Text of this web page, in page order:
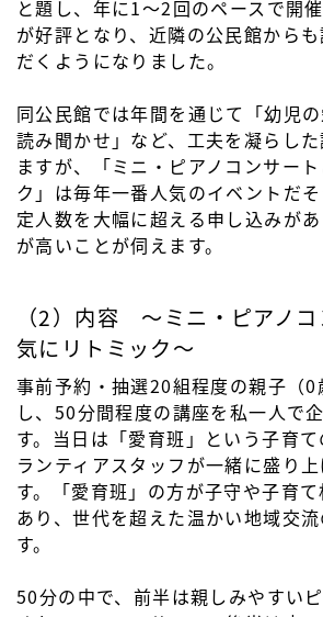
と題し、年に1～2回のペースで開
が好評となり、近隣の公民館から
だくようになりました。
同公民館では年間を通じて「幼児
読み聞かせ」など、工夫を凝らし
ますが、「ミニ・ピアノコンサー
ク」は毎年一番人気のイベントだ
定人数を大幅に超える申し込みが
が高いことが伺えます。
（2）内容 ～ミニ・ピアノ
気にリトミック～
事前予約・抽選20組程度の親子（
し、50分間程度の講座を私一人で
す。当日は「愛育班」という子育
ランティアスタッフが一緒に盛り
す。「愛育班」の方が子守や子育
あり、世代を超えた温かい地域交
す。
50分の中で、前半は親しみやすい